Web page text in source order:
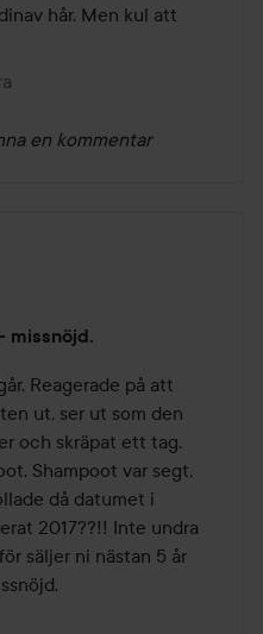
hår. Men kul att
en kommentar
år
missnöjd.
Reagerade på att
ut, ser ut som den
och skräpat ett tag.
Shampoot var segt,
då datumet i
2017??!! Inte undra
säljer ni nästan 5 år